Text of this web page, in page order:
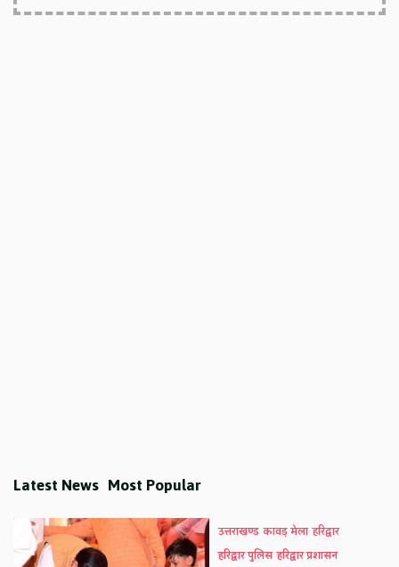
Latest News Most Popular
उत्तराखण्ड कावड़ मेला हरिद्वार
हरिद्वार पुलिस हरिद्वार प्रशासन